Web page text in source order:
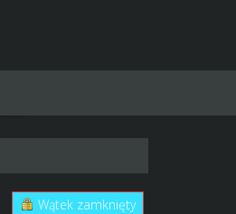
Wątek zamknięty